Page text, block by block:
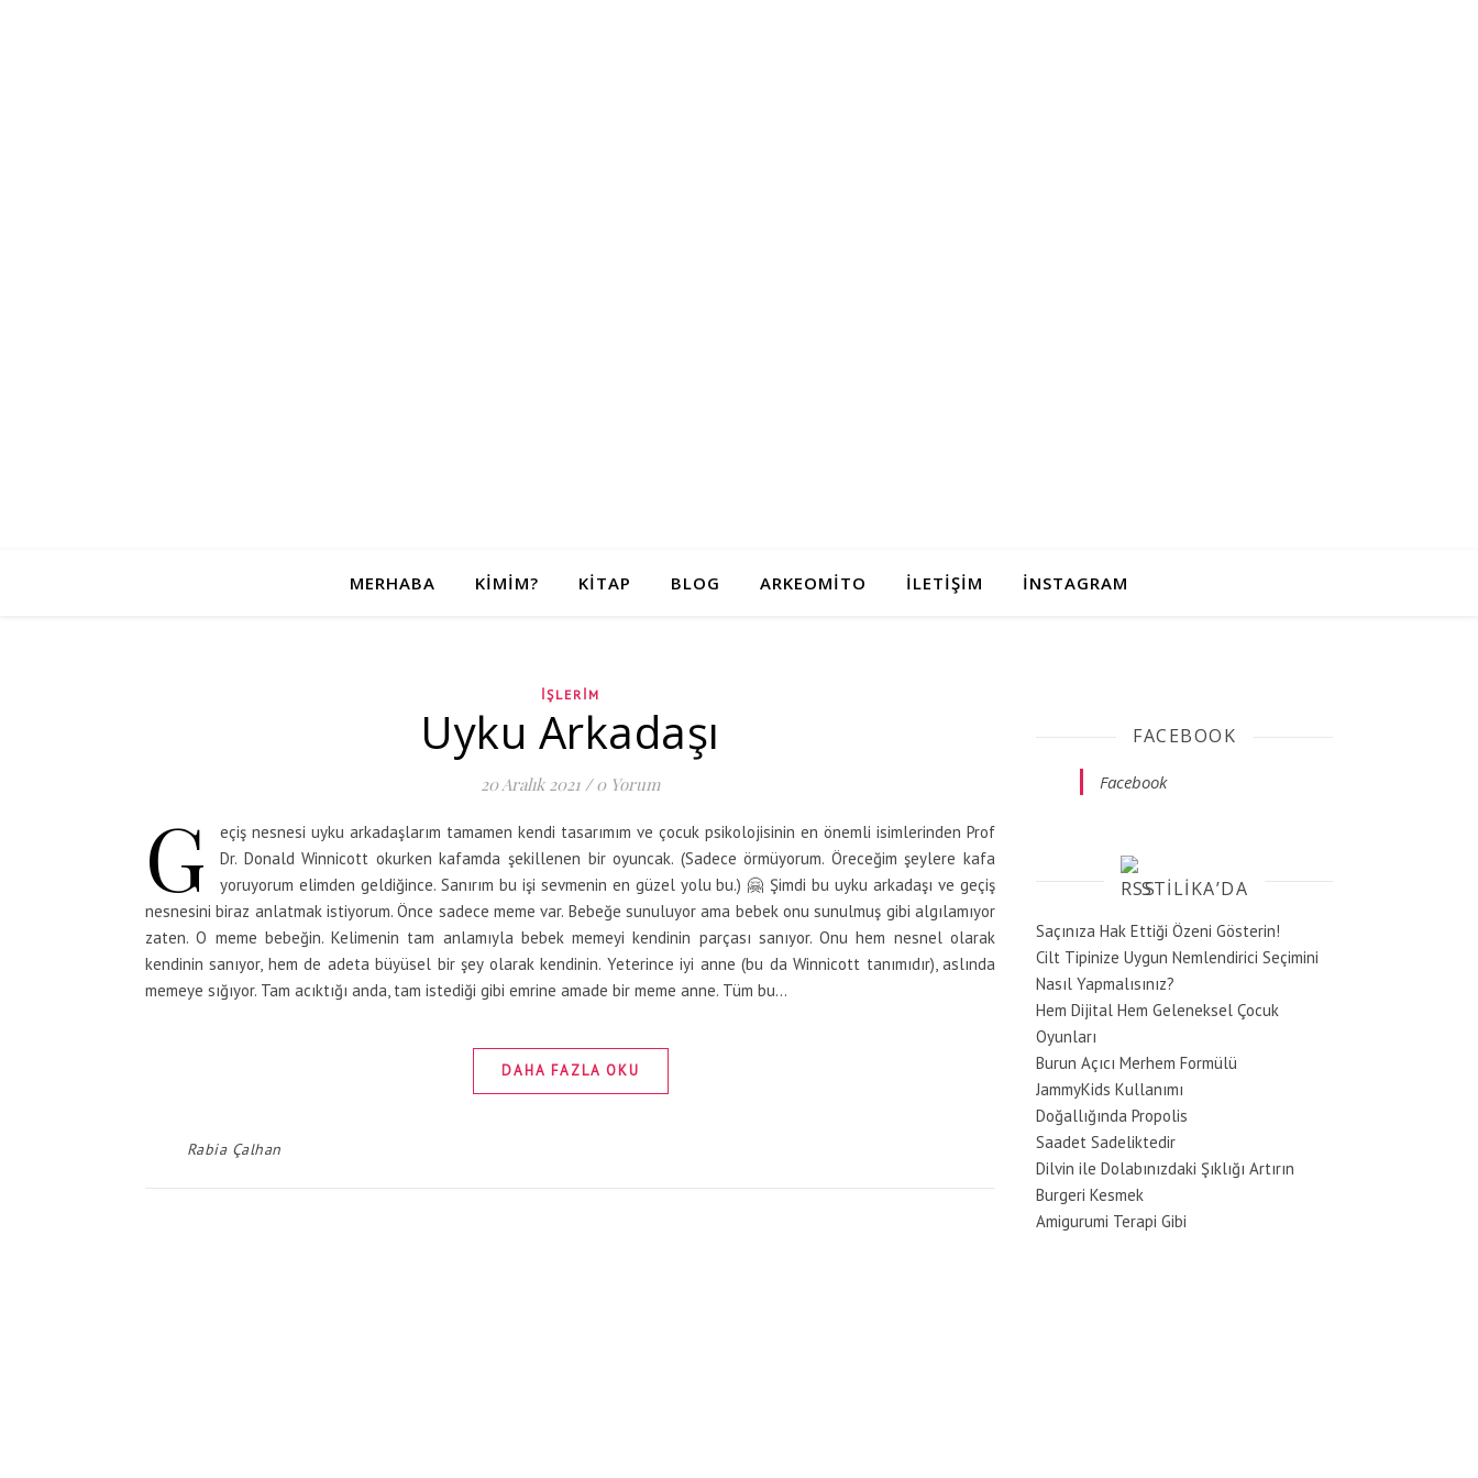
MERHABA KIMIM? KITAP BLOG ARKEOMITO İLETIŞIM İNSTAGRAM
İŞLERIM
Uyku Arkadaşı
20 Aralık 2021 / 0 Yorum
G
eçiş nesnesi uyku arkadaşlarım tamamen kendi tasarımım ve çocuk psikolojisinin en önemli isimlerinden Prof
Dr. Donald Winnicott okurken kafamda şekillenen bir oyuncak. (Sadece örmüyorum. Öreceğim şeylere kafa
yoruyorum elimden geldiğince. Sanırım bu işi sevmenin en güzel yolu bu.) 🤗 Şimdi bu uyku arkadaşı ve geçiş
nesnesini biraz anlatmak istiyorum. Önce sadece meme var. Bebeğe sunuluyor ama bebek onu sunulmuş gibi algılamıyor
zaten. O meme bebeğin. Kelimenin tam anlamıyla bebek memeyi kendinin parçası sanıyor. Onu hem nesnel olarak
kendinin sanıyor, hem de adeta büyüsel bir şey olarak kendinin. Yeterince iyi anne (bu da Winnicott tanımıdır), aslında
memeye sığıyor. Tam acıktığı anda, tam istediği gibi emrine amade bir meme anne. Tüm bu…
DAHA FAZLA OKU
Rabia Çalhan
FACEBOOK
Facebook
STILIKA’DA
Saçınıza Hak Ettiği Özeni Gösterin!
Cilt Tipinize Uygun Nemlendirici Seçimini
Nasıl Yapmalısınız?
Hem Dijital Hem Geleneksel Çocuk
Oyunları
Burun Açıcı Merhem Formülü
JammyKids Kullanımı
Doğallığında Propolis
Saadet Sadeliktedir
Dilvin ile Dolabınızdaki Şıklığı Artırın
Burgeri Kesmek
Amigurumi Terapi Gibi